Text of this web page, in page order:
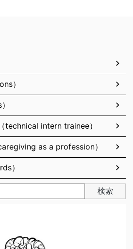
）
technical intern trainee）
as a profession）
）
検索